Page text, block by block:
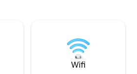
grundutrustat
För dem som
stugsemester,
lyx! (:
Wifi